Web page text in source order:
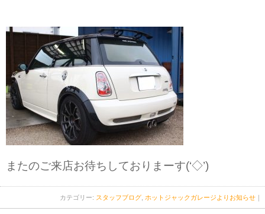
またのご来店お待ちしておりまーす(‘◇’)ゞ
カテゴリー: スタッフブログ ホットジャックガレージよりお知らせ ｜